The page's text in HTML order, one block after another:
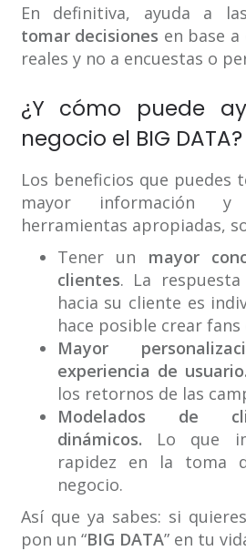
En definitiva, ayuda a
tomar decisiones en base
reales y no a encuestas o
¿Y cómo puede
negocio el BIG DATA?
Los beneficios que puedes
mayor información
herramientas apropiadas,
Tener un mayor
clientes. La
hacia su cliente es
hace posible crear fans
Mayor
experiencia de usuario.
los retornos de las
Modelados de
dinámicos. Lo que
rapidez en la toma
negocio.
Así que ya sabes: si
pon un “BIG DATA” en tu